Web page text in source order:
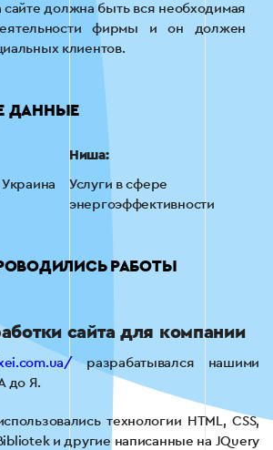
сайте должна быть вся необходимая
фирмы и он должен
клиентов.
ДАННЫЕ
Ниша:
Услуги в сфере
энергоэффективности
РАБОТЫ
сайта для компании
разрабатывался нашими
до Я.
технологии HTML, CSS,
и другие написанные на JQuery